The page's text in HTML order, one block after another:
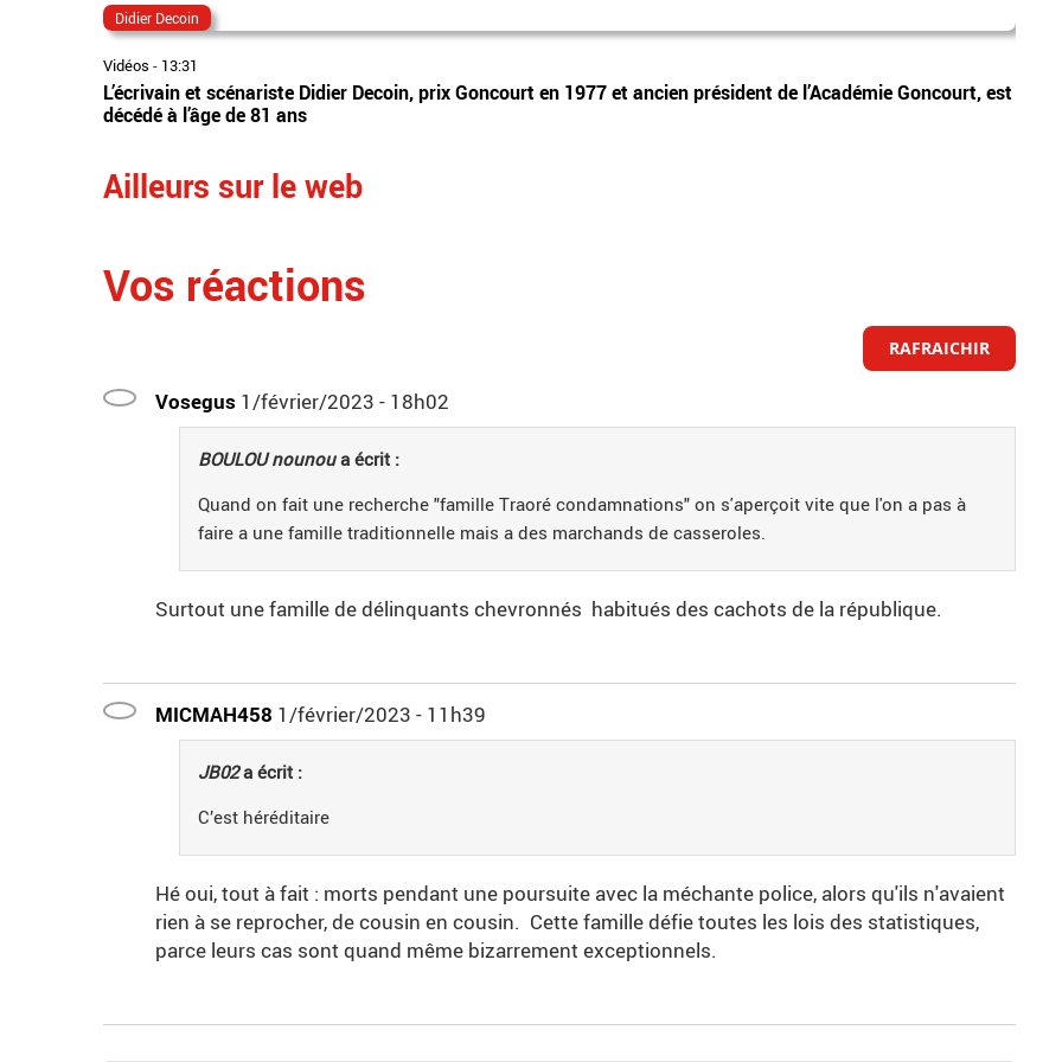
Didier Decoin
Vidéos - 13:31
L’écrivain et scénariste Didier Decoin, prix Goncourt en 1977 et ancien président de l’Académie Goncourt, est
décédé à l’âge de 81 ans
Ailleurs sur le web
Vos réactions
RAFRAICHIR
Vosegus 1/février/2023 - 18h02
BOULOU nounoua écrit :
Quand on fait une recherche "famille Traoré condamnations" on s'aperçoit vite que l'on a pas à
faire a une famille traditionnelle mais a des marchands de casseroles.
Surtout une famille de délinquants chevronnés habitués des cachots de la république.
MICMAH458 1/février/2023 - 11h39
JB02a écrit :
C’est héréditaire
Hé oui, tout à fait : morts pendant une poursuite avec la méchante police, alors qu'ils n'avaient
rien à se reprocher, de cousin en cousin. Cette famille défie toutes les lois des statistiques,
parce leurs cas sont quand même bizarrement exceptionnels.